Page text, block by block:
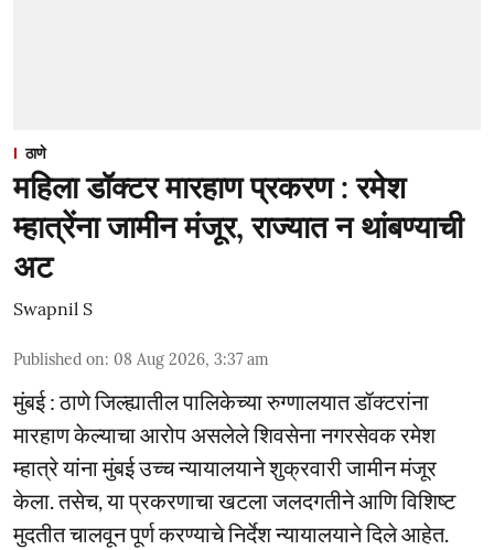
ठाणे
महिला डॉक्टर मारहाण प्रकरण : रमेश
म्हात्रेंना जामीन मंजूर, राज्यात न थांबण्याची
अट
Swapnil S
Published on: 08 Aug 2026, 3:37 am
मुंबई : ठाणे जिल्ह्यातील पालिकेच्या रुग्णालयात डॉक्टरांना
मारहाण केल्याचा आरोप असलेले शिवसेना नगरसेवक रमेश
म्हात्रे यांना मुंबई उच्च न्यायालयाने शुक्रवारी जामीन मंजूर
केला. तसेच, या प्रकरणाचा खटला जलदगतीने आणि विशिष्ट
मुदतीत चालवून पूर्ण करण्याचे निर्देश न्यायालयाने दिले आहेत.